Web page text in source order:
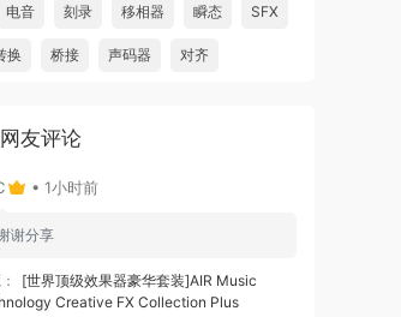
电音 刻录 移相器 瞬态 SFX
换 桥接 声码器 对齐
网友评论
• 1小时前
谢分享
[世界顶级效果器豪华套装]AIR Music
Creative FX Collection Plus